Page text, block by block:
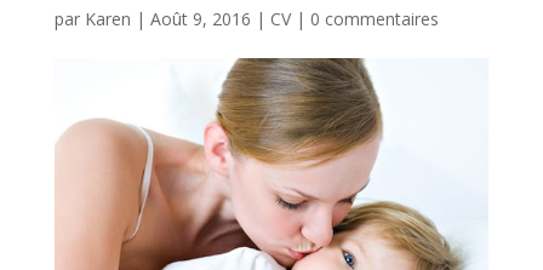
par Karen | Août 9, 2016 | CV| 0 commentaires